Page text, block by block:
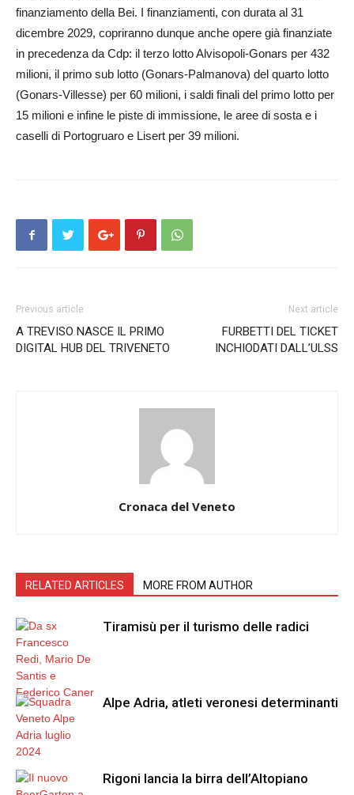
finanziamento della Bei. I finanziamenti, con durata al 31
dicembre 2029, copriranno dunque anche opere già finanziate
in precedenza da Cdp: il terzo lotto Alvisopoli-Gonars per 432
milioni, il primo sub lotto (Gonars-Palmanova) del quarto lotto
(Gonars-Villesse) per 60 milioni, i saldi finali del primo lotto per
15 milioni e infine le piste di immissione, le aree di sosta e i
caselli di Portogruaro e Lisert per 39 milioni.
Previous article
A TREVISO NASCE IL PRIMO
DIGITAL HUB DEL TRIVENETO
Next article
FURBETTI DEL TICKET
INCHIODATI DALL’ULSS
Cronaca del Veneto
RELATED ARTICLES MORE FROM AUTHOR
Tiramisù per il turismo delle radici
Alpe Adria, atleti veronesi determinanti
Rigoni lancia la birra dell’Altopiano